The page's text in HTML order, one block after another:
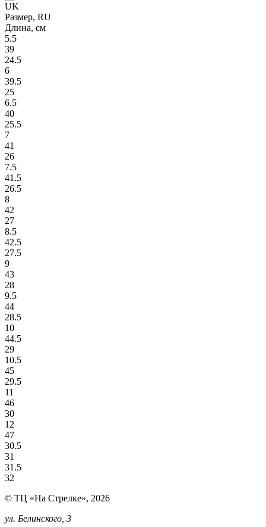
UK
Размер, RU
Длина, см
5.5
39
24.5
6
39.5
25
6.5
40
25.5
7
41
26
7.5
41.5
26.5
8
42
27
8.5
42.5
27.5
9
43
28
9.5
44
28.5
10
44.5
29
10.5
45
29.5
11
46
30
12
47
30.5
31
31.5
32
© ТЦ «На Стрелке», 2026
ул. Белинского, 3